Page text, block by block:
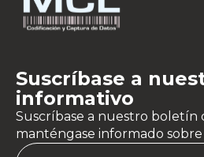
Suscríbase a
informativo
Suscríbase a nuestro boletín
manténgase informado